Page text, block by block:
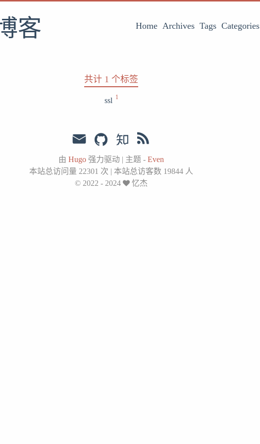
客 Home Archives Tags Categories
共计 1 个标签
ssl 1
由 Hugo强力驱动 | 主题 - Even
本站总访问量 22301 次 | 本站总访客数 19844人
© 2022 - 2024
忆杰